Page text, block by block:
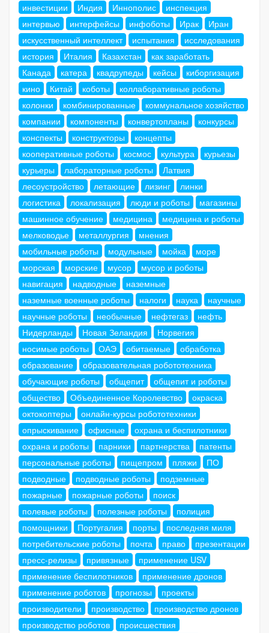
инвестиции
Индия Иннополис
инспекция
интервью
интерфейсы инфоботы Ирак
Иран
искусственный интеллект
испытания
исследования
история
Италия Казахстан
как заработать
Канада
катера квадрупеды кейсы
киборгизация
кино
Китай коботы
коллаборативные роботы
колонки
комбинированные
коммунальное хозяйство
компании
компоненты конвертопланы
конкурсы
конспекты
конструкторы
концепты
кооперативные роботы
космос культура
курьезы
курьеры
лабораторные роботы
Латвия
лесоустройство
летающие лизинг
линки
логистика
локализация люди и роботы
магазины
машинное обучение
медицина
медицина и роботы
мелководье
металлургия
мнения
мобильные роботы
модульные мойка
море
морская
морские мусор
мусор и роботы
навигация
надводные
наземные
наземные военные роботы
налоги наука
научные
научные роботы
необычные нефтегаз
нефть
Нидерланды
Новая Зеландия
Норвегия
носимые роботы
ОАЭ обитаемые
обработка
образование
образовательная робототехника
обучающие роботы
общепит
общепит и роботы
общество
Объединенное Королевство
окраска
октокоптеры
онлайн-курсы робототехники
опрыскивание
офисные
охрана и беспилотники
охрана и роботы
парники партнерства
патенты
персональные роботы
пищепром пляжи
ПО
подводные
подводные роботы
подземные
пожарные
пожарные роботы
поиск
полевые роботы
полезные роботы
полиция
помощники
Португалия порты
последняя миля
потребительские роботы
почта право
презентации
пресс-релизы
привязные
применение USV
применение беспилотников
применение дронов
применение роботов
прогнозы
проекты
производители
производство
производство дронов
производство роботов
происшествия